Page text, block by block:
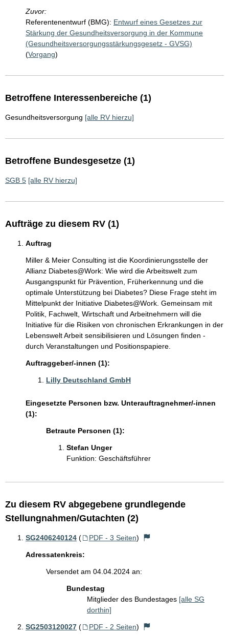
Zuvor:
Referentenentwurf (BMG): Entwurf eines Gesetzes zur
Stärkung der Gesundheitsversorgung in der Kommune
(Gesundheitsversorgungsstärkungsgesetz - GVSG)
(Vorgang)
Betroffene Interessenbereiche (1)
Gesundheitsversorgung [alle RV hierzu]
Betroffene Bundesgesetze (1)
SGB 5 [alle RV hierzu]
Aufträge zu diesem RV (1)
Auftrag
Miller & Meier Consulting ist die Koordinierungsstelle der
Allianz Diabetes@Work: Wie wird die Arbeitswelt zum
Ausgangspunkt für Prävention, Früherkennung und die
optimale Unterstützung bei Diabetes? Diese Frage steht im
Mittelpunkt der Initiative Diabetes@Work. Gemeinsam mit
Politik, Fachwelt, Wirtschaft und Arbeitnehmern will die
Initiative für die Risiken von chronischen Erkrankungen in der
Lebenswelt Arbeit sensibilisieren und Lösungen finden -
durch Veranstaltungen und Positionspapiere.
Auftraggeber/-innen (1):
Lilly Deutschland GmbH
Eingesetzte Personen bzw. Unterauftragnehmer/-innen
(1):
Betraute Personen (1):
Stefan Unger
Funktion: Geschäftsführer
Zu diesem RV abgegebene grundlegende
Stellungnahmen/Gutachten (2)
SG2406240124 ( PDF - 3 Seiten)
Adressatenkreis:
Versendet am 04.04.2024 an:
Bundestag
Mitglieder des Bundestages [alle SG
dorthin]
SG2503120027 ( PDF - 2 Seiten)